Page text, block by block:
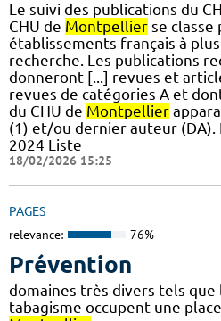
Le suivi des publications du
CHU de Montpellier se classe
établissements français à
recherche. Les publications
donneront [...] revues et
revues de catégories A et
du CHU de Montpellier
(1) et/ou dernier auteur (DA).
2024 Liste
18/02/2026 15:25
PAGES
relevance: 76%
Prévention
domaines très divers tels que
tabagisme occupent une